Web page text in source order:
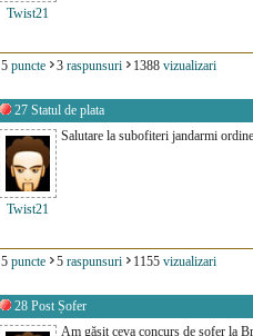
Twist21
5 puncte 3 raspunsuri 1388 vizualizari
27 Statul de plata
Twist21
Salutare la subofiteri jandarmi
5 puncte 5 raspunsuri 1155 vizualizari
28 Post Șofer
Am găsit ceva concurs de șofer la